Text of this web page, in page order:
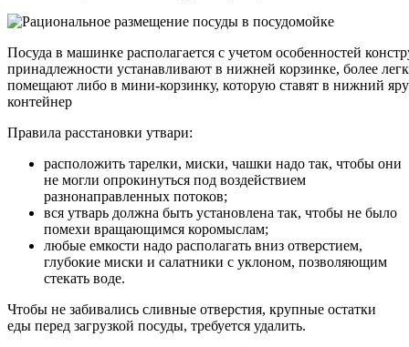
Посуда в машинке располагается с учетом особенностей
принадлежности устанавливают в нижней корзинке, более
помещают либо в мини-корзинку, которую ставят в нижний
контейнер
Правила расстановки утвари:
расположить тарелки, миски, чашки надо так, чтобы они
не могли опрокинуться под воздействием
разнонаправленных потоков;
вся утварь должна быть установлена так, чтобы не было
помехи вращающимся коромыслам;
любые емкости надо располагать вниз отверстием,
глубокие миски и салатники с уклоном, позволяющим
стекать воде.
Чтобы не забивались сливные отверстия, крупные остатки
еды перед загрузкой посуды, требуется удалить.